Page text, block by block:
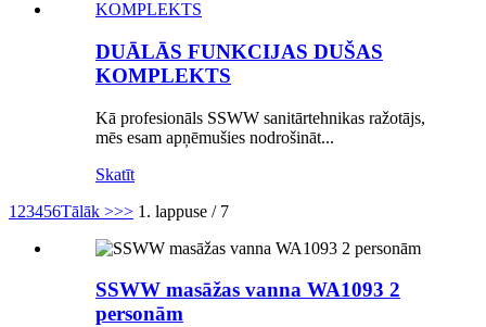
DUĀLĀS FUNKCIJAS DUŠAS
KOMPLEKTS
Kā profesionāls SSWW sanitārtehnikas ražotājs,
mēs esam apņēmušies nodrošināt...
Skatīt
1 23456Tālāk >>> 1. lappuse / 7
SSWW masāžas vanna WA1093 2
personām